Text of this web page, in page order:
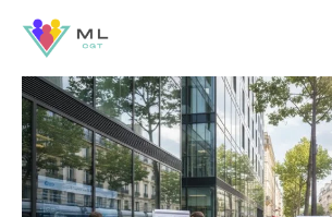
Aller
contenu